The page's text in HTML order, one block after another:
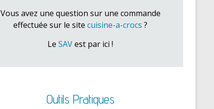
Vous avez une question sur une commande
effectuée sur le site cuisine-a-crocs ?
Le SAVest par ici !
Outils Pratiques